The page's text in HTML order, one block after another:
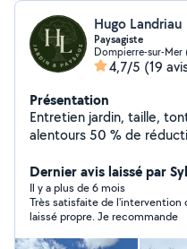
Hugo Landriau
Paysagiste
Dompierre-sur-Mer
4,7/5 (19
Présentation
Entretien jardin, taille, tonte,
alentours 50 % de
Dernier avis laissé par
Il y a plus de 6 mois
Très satisfaite de
laissé propre. Je recommande